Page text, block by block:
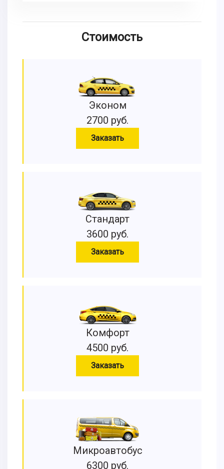
Стоимость
Эконом
2700 руб.
Заказать
Стандарт
3600 руб.
Заказать
Комфорт
4500 руб.
Заказать
Микроавтобус
6300 руб.